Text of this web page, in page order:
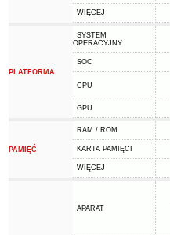
WIĘCEJ
PLATFORMA
SYSTEM
OPERACYJNY
SOC
CPU
GPU
PAMIĘĆ
RAM / ROM
KARTA PAMIĘCI
WIĘCEJ
APARAT